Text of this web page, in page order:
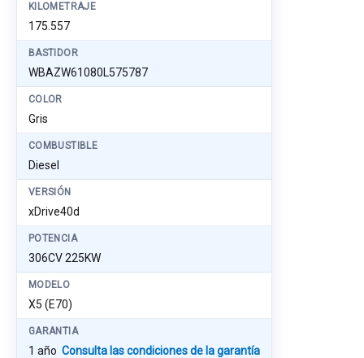
KILOMETRAJE
175.557
BASTIDOR
WBAZW61080L575787
COLOR
Gris
COMBUSTIBLE
Diesel
VERSIÓN
xDrive40d
POTENCIA
306CV 225KW
MODELO
X5 (E70)
GARANTIA
1 año Consulta las condiciones de la garantía